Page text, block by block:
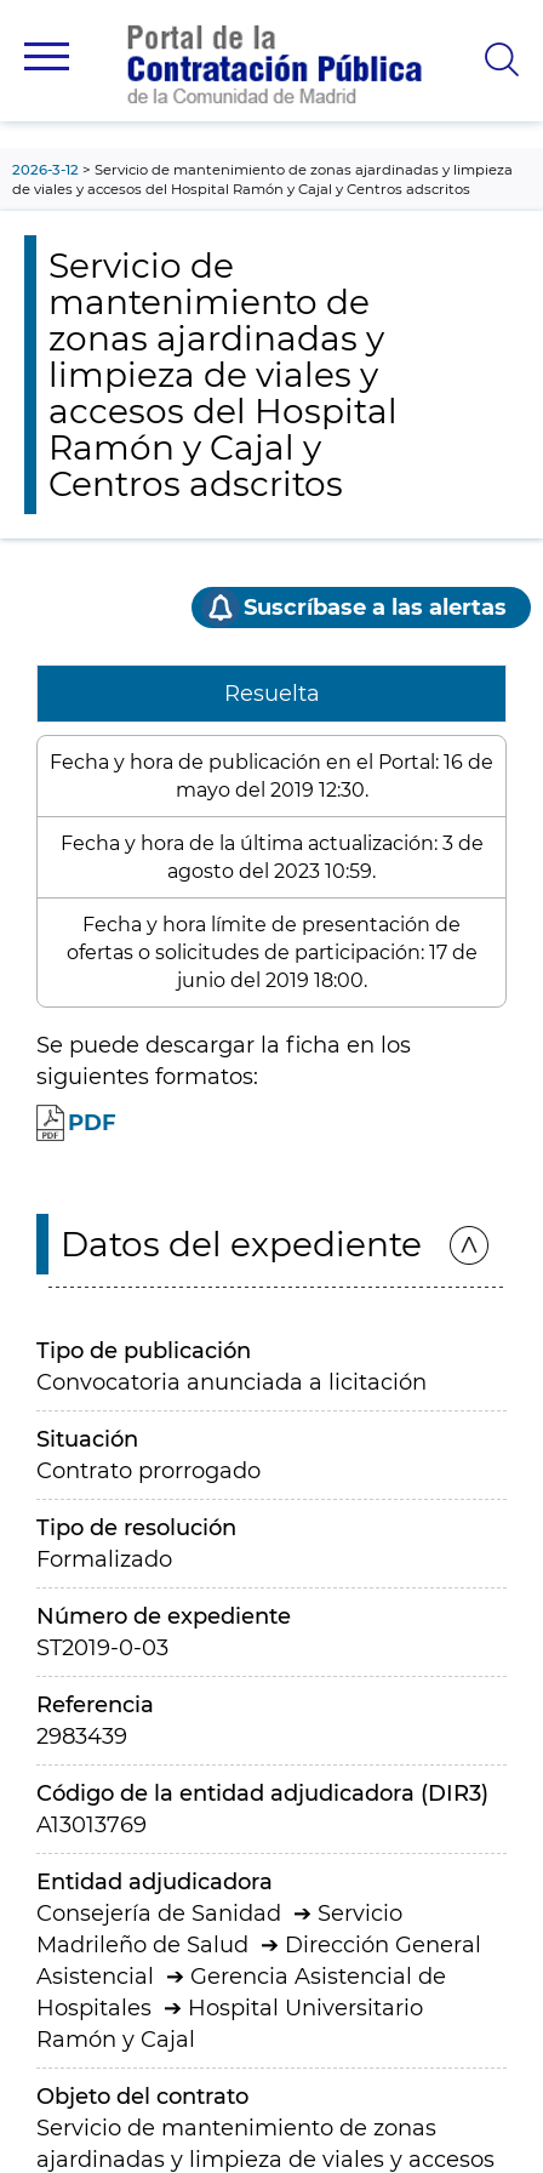
principal
2026-3-12
Servicio de mantenimiento de zonas ajardinadas y limpieza
de viales y accesos del Hospital Ramón y Cajal y Centros adscritos
Servicio de
mantenimiento de
zonas ajardinadas y
limpieza de viales y
accesos del Hospital
Ramón y Cajal y
Centros adscritos
Suscríbase a las alertas
Resuelta
Fecha y hora de publicación en el Portal: 16 de
mayo del 2019 12:30.
Fecha y hora de la última actualización: 3 de
agosto del 2023 10:59.
Fecha y hora límite de presentación de
ofertas o solicitudes de participación: 17 de
junio del 2019 18:00.
Se puede descargar la ficha en los
siguientes formatos:
PDF
Datos del expediente
Tipo de publicación
Convocatoria anunciada a licitación
Situación
Contrato prorrogado
Tipo de resolución
Formalizado
Número de expediente
ST2019-0-03
Referencia
2983439
Código de la entidad adjudicadora (DIR3)
A13013769
Entidad adjudicadora
Consejería de Sanidad
Servicio
Madrileño de Salud
Dirección General
Asistencial
Gerencia Asistencial de
Hospitales
Hospital Universitario
Ramón y Cajal
Objeto del contrato
Servicio de mantenimiento de zonas
ajardinadas y limpieza de viales y accesos